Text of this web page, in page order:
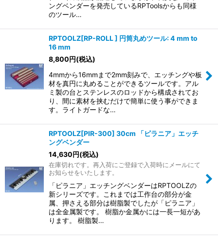
ングベンダーを発売しているRPToolsからも同様
のツール…
RPTOOLZ[RP-ROLL ] 円筒丸めツール: 4 mm to
16 mm
8,800円(税込)
4mmから16mmまで2mm刻みで、エッチングや板
材を真円に丸めることができるツールです。アル
ミ製の台とステンレスのロッドから構成されてお
り、間に素材を挟むだけで簡単に使う事ができま
す。ライトガードな…
RPTOOLZ[PIR-300] 30cm 「ピラニア」エッチ
ングベンダー
14,630円(税込)
在庫切れです。再入荷にご登録で入荷時にメールにて
お知らせをいたします。
「ピラニア」エッチングベンダーはRPTOOLZの
新シリーズです。これまでは工作台の部分が金
属、押さえる部分は樹脂製でしたが「ピラニア」
は全金属製です。 樹脂か金属かには一長一短があ
ります。 樹脂製…